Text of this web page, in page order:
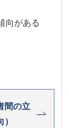
向がある
間の立